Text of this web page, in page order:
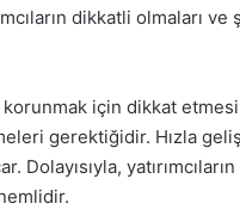
dikkatli olmaları ve
korunmak için dikkat
gerektiğidir. Hızla
Dolayısıyla,